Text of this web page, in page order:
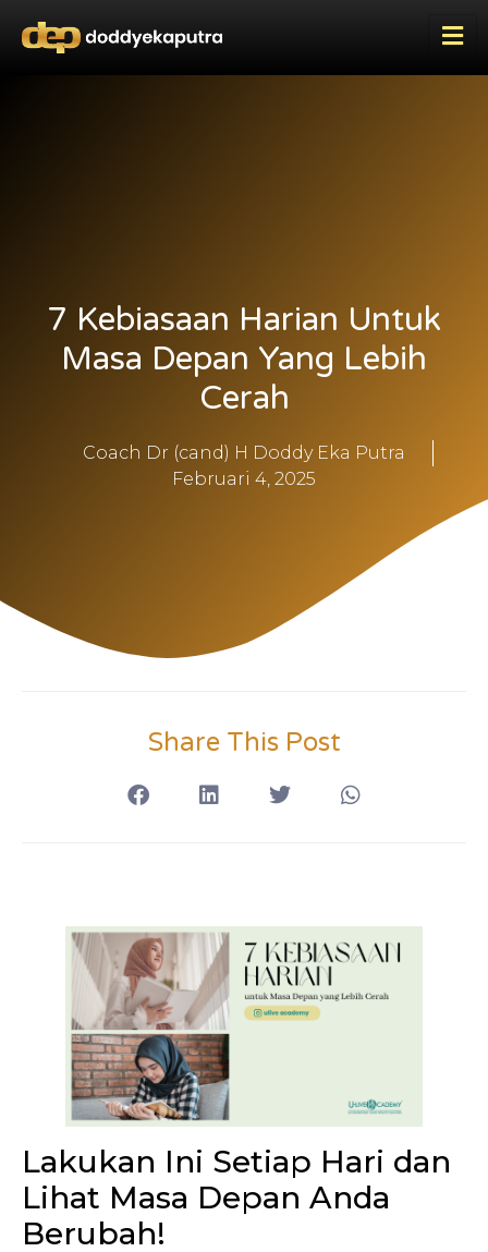
7 Kebiasaan Harian Untuk
Masa Depan Yang Lebih
Cerah
Coach Dr (cand) H Doddy Eka Putra
Februari 4, 2025
Share This Post
Lakukan Ini Setiap Hari dan
Lihat Masa Depan Anda
Berubah!